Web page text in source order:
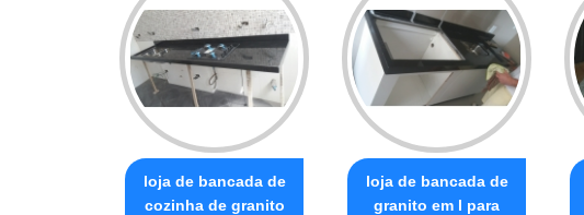
loja de bancada de
cozinha de granito
loja de bancada de
granito em l para